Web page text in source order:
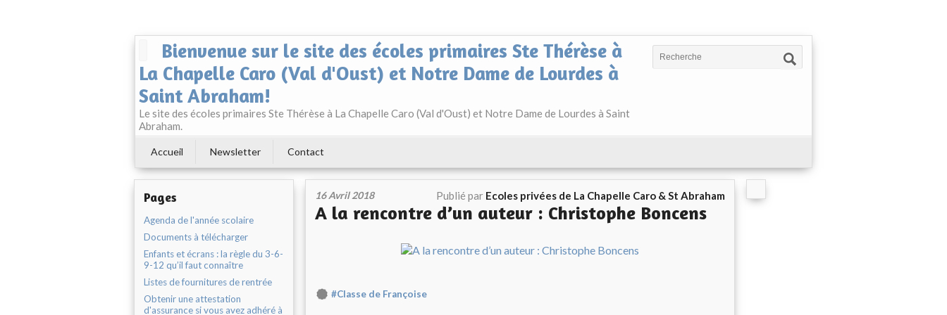
Bienvenue sur le site des écoles primaires Ste Thérèse à
La Chapelle Caro (Val d'Oust) et Notre Dame de Lourdes à
Saint Abraham!
Le site des écoles primaires Ste Thérèse à La Chapelle Caro (Val d'Oust) et Notre Dame de Lourdes à Saint
Abraham.
Accueil Newsletter Contact
Pages
Agenda de l'année scolaire
Documents à télécharger
Enfants et écrans : la règle du 3-6-
9-12 qu’il faut connaître
Listes de fournitures de rentrée
Obtenir une attestation
d'assurance si vous avez adhéré à
16 Avril 2018 Publié par Ecoles privées de La Chapelle Caro & St Abraham
A la rencontre d’un auteur : Christophe Boncens
#Classe de Françoise